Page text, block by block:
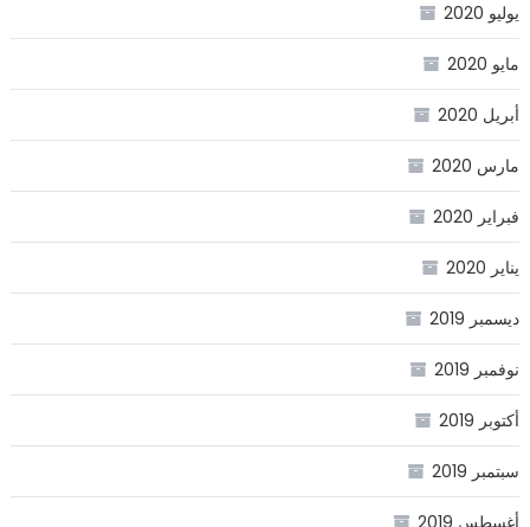
يوليو 2020
مايو 2020
أبريل 2020
مارس 2020
فبراير 2020
يناير 2020
ديسمبر 2019
نوفمبر 2019
أكتوبر 2019
سبتمبر 2019